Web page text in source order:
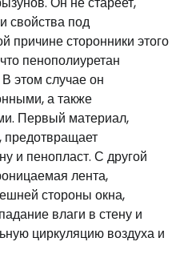
свойства под
причине сторонники этого
пенополиуретан
этом случае он
а также
Первый материал,
предотвращает
и пенопласт. С другой
лента,
стороны окна,
влаги в стену и
циркуляцию воздуха и